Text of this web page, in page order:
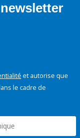
et autorise que
le cadre de